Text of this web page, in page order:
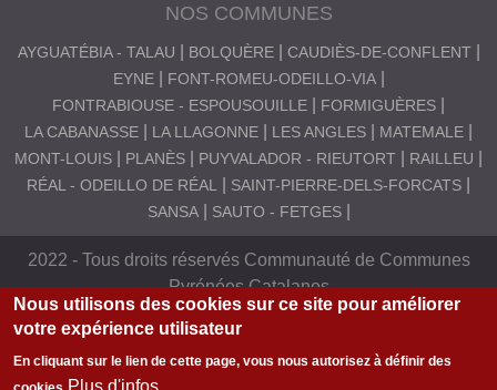
A
A
N
S
NOS COMMUNES
AYGUATÉBIA - TALAU BOLQUÈRE
CAUDIÈS-DE-CONFLENT
EYNE
FONT-ROMEU-ODEILLO-VIA
FONTRABIOUSE - ESPOUSOUILLE
FORMIGUÈRES
LA CABANASSE
LA LLAGONNE LES ANGLES
MATEMALE
MONT-LOUIS
PLANÈS PUYVALADOR - RIEUTORT
RAILLEU
RÉAL - ODEILLO DE RÉAL
SAINT-PIERRE-DELS-FORCATS
SANSA
SAUTO - FETGES
2022 - Tous droits réservés Communauté de Communes
Pyrénées Catalanes
Nous utilisons des cookies sur ce site pour améliorer
votre expérience utilisateur
En cliquant sur le lien de cette page, vous nous autorisez à définir des
Plus d'infos